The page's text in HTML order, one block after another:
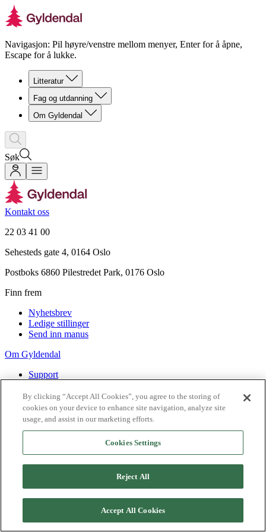
Navigasjon: Pil høyre/venstre mellom menyer, Enter for å åpne,
Escape for å lukke.
Litteratur
Fag og utdanning
Om Gyldendal
Søk
Kontakt oss
22 03 41 00
Sehesteds gate 4, 0164 Oslo
Postboks 6860 Pilestredet Park, 0176 Oslo
Finn frem
Nyhetsbrev
Ledige stillinger
Send inn manus
Om Gyldendal
Support
Agency
2026Gyldendal
Personvernerklæringer
Informasjonskapsler
By clicking “Accept All Cookies”, you agree to the storing of
cookies on your device to enhance site navigation, analyze site
usage, and assist in our marketing efforts.
Cookies Settings
Reject All
Accept All Cookies